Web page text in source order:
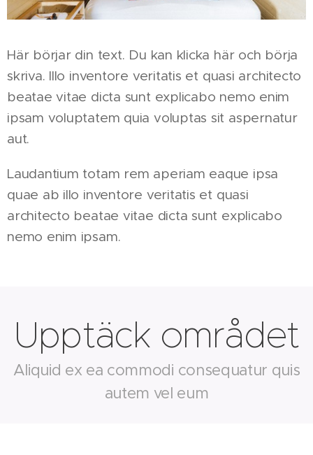
Här börjar din text. Du kan klicka här och börja
skriva. Illo inventore veritatis et quasi architecto
beatae vitae dicta sunt explicabo nemo enim
ipsam voluptatem quia voluptas sit aspernatur
aut.
Laudantium totam rem aperiam eaque ipsa
quae ab illo inventore veritatis et quasi
architecto beatae vitae dicta sunt explicabo
nemo enim ipsam.
Upptäck området
Aliquid ex ea commodi consequatur quis
autem vel eum